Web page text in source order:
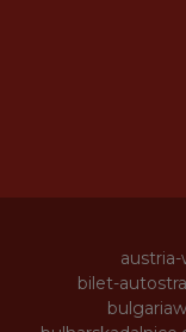
bilet-